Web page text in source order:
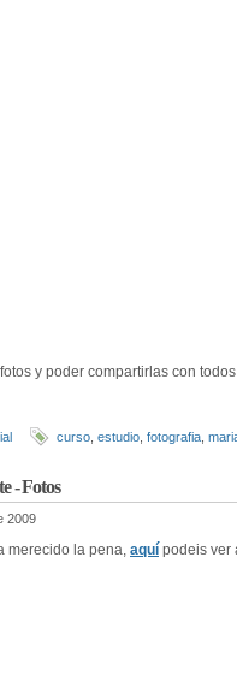
y poder compartirlas con
curso estudio fotografia
- Fotos
2009
merecido la pena, aquí podeis ver